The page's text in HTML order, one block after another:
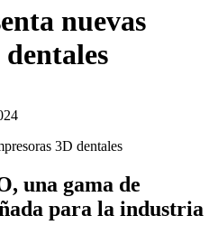
nuevas
una gama de
para la industria